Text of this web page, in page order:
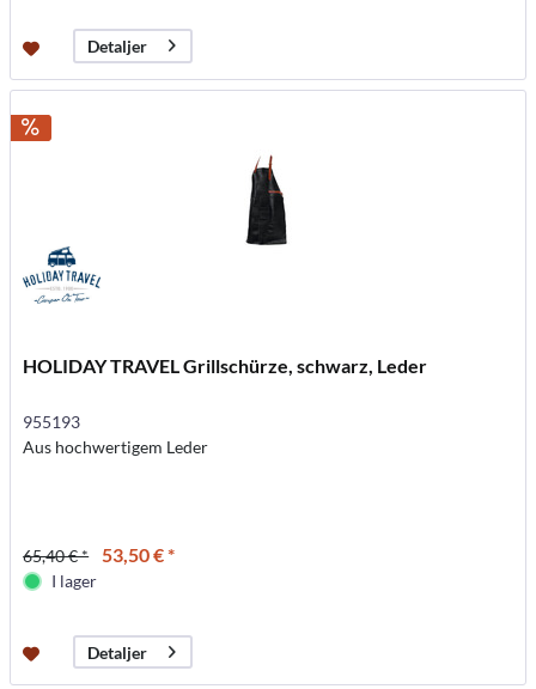
Detaljer
HOLIDAY TRAVEL Grillschürze, schwarz, Leder
955193
Aus hochwertigem Leder
65,40 € * 53,50 € *
I lager
Detaljer